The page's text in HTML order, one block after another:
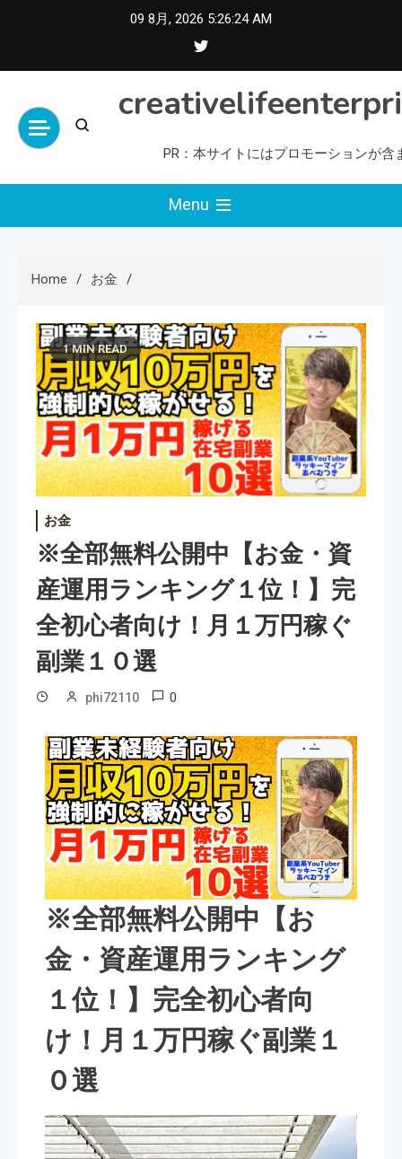
09 8月, 2026 5:26:25 AM
PR：本サイトにはプロモーションが含
Menu
Home お金
1 MIN READ
お金
※全部無料公開中【お金・資
産運用ランキング１位！】完
全初心者向け！月１万円稼ぐ
副業１０選
phi72110 0
※全部無料公開中【お
金・資産運用ランキング
１位！】完全初心者向
け！月１万円稼ぐ副業１
０選